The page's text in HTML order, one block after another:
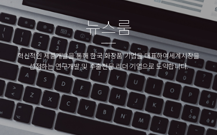
뉴스룸
혁신적인 제품개발을 통해 한국 화장품 기업을 대표하여세계시장을
선점하는 연구개발 및 수출전문 리더 기업으로 도약합니다.